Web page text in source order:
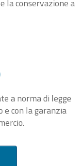
la conservazione a
a norma di legge
e con la garanzia